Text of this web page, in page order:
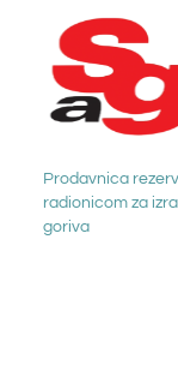
Prodavnica
radionicom za
goriva